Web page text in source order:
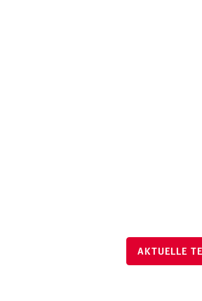
AKTUELLE